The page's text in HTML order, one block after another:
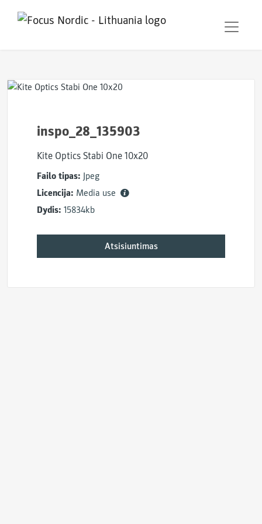
inspo_28_135903
Kite Optics Stabi One 10x20
Failo tipas: Jpeg
Licencija: Media use
Dydis: 15834kb
Atsisiuntimas